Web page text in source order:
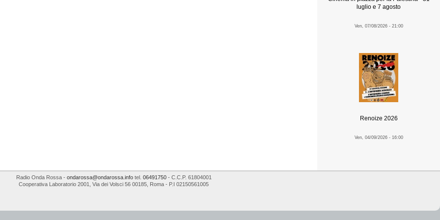
luglio e 7 agosto
Ven, 07/08/2026 - 21:00
Renoize 2026
Ven, 04/09/2026 - 16:00
Radio Onda Rossa- ondarossa@ondarossa.infotel. 06491750- C.C.P. 61804001
Cooperativa Laboratorio 2001
Via dei Volsci 56 00185 Roma - P.I 02150561005